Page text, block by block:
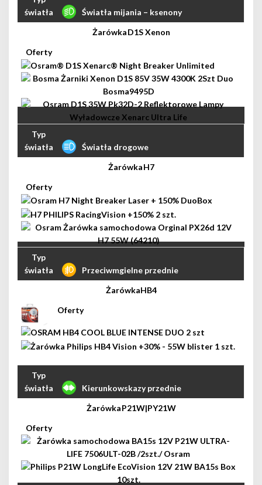
Światła mijania – ksenony
D1S Xenon
Światła drogowe
H7
Przeciwmgielne przednie
HB4
Kierunkowskazy przednie
P21W|PY21W